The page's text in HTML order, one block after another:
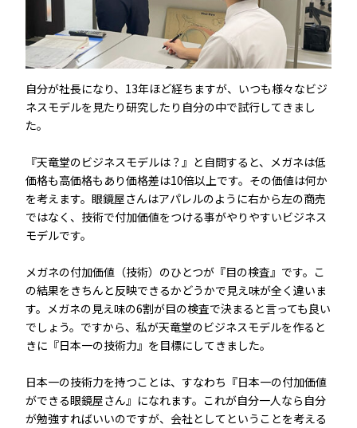
自分が社長になり、13年ほど経ちますが、いつも様々なビジ
ネスモデルを見たり研究したり自分の中で試行してきまし
た。
『天竜堂のビジネスモデルは？』と自問すると、メガネは低
価格も高価格もあり価格差は10倍以上です。その価値は何か
を考えます。眼鏡屋さんはアパレルのように右から左の商売
ではなく、技術で付加価値をつける事がやりやすいビジネス
モデルです。
メガネの付加価値（技術）のひとつが『目の検査』です。こ
の結果をきちんと反映できるかどうかで見え味が全く違いま
す。メガネの見え味の6割が目の検査で決まると言っても良い
でしょう。ですから、私が天竜堂のビジネスモデルを作ると
きに『日本一の技術力』を目標にしてきました。
日本一の技術力を持つことは、すなわち『日本一の付加価値
ができる眼鏡屋さん』になれます。これが自分一人なら自分
が勉強すればいいのですが、会社としてということを考える